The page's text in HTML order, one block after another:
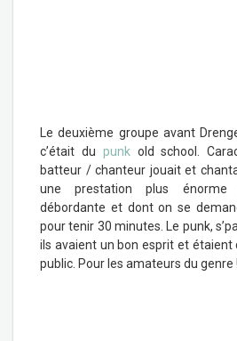
Le deuxième groupe avant
c’était du punk old school.
batteur / chanteur jouait et
une prestation plus énorme
débordante et dont on se
pour tenir 30 minutes. Le punk,
ils avaient un bon esprit et
public. Pour les amateurs du genre !